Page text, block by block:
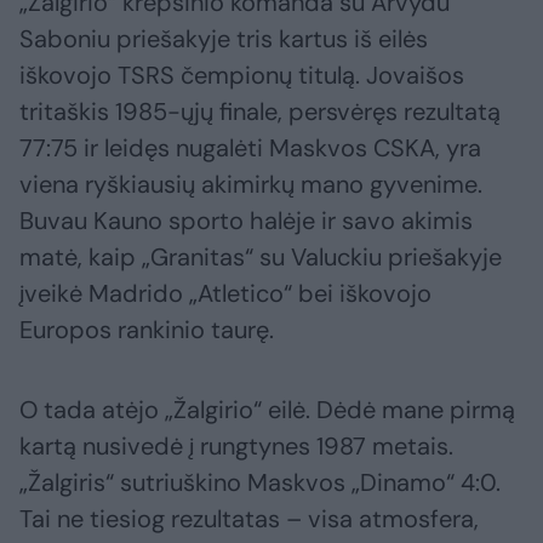
Saboniu priešakyje tris kartus iš eilės
iškovojo TSRS čempionų titulą. Jovaišos
tritaškis 1985-ųjų finale, persvėręs rezultatą
77:75 ir leidęs nugalėti Maskvos CSKA, yra
viena ryškiausių akimirkų mano gyvenime.
Buvau Kauno sporto halėje ir savo akimis
matė, kaip „Granitas“ su Valuckiu priešakyje
įveikė Madrido „Atletico“ bei iškovojo
Europos rankinio taurę.
O tada atėjo „Žalgirio“ eilė. Dėdė mane pirmą
kartą nusivedė į rungtynes 1987 metais.
„Žalgiris“ sutriuškino Maskvos „Dinamo“ 4:0.
Tai ne tiesiog rezultatas – visa atmosfera,